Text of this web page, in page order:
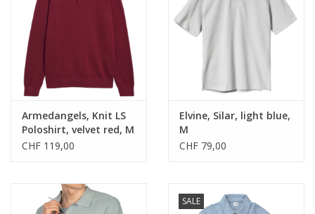
Armedangels, Knit LS
Poloshirt, velvet red, M
CHF 119,00
Elvine, Silar, light blue,
M
CHF 79,00
SALE